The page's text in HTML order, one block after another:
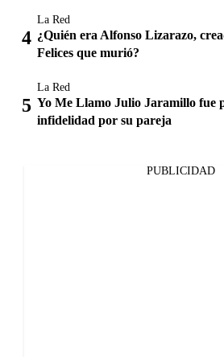
La Red
¿Quién era Alfonso Lizarazo,
Felices que murió?
La Red
Yo Me Llamo Julio Jaramillo fue
infidelidad por su pareja
PUBLICIDAD